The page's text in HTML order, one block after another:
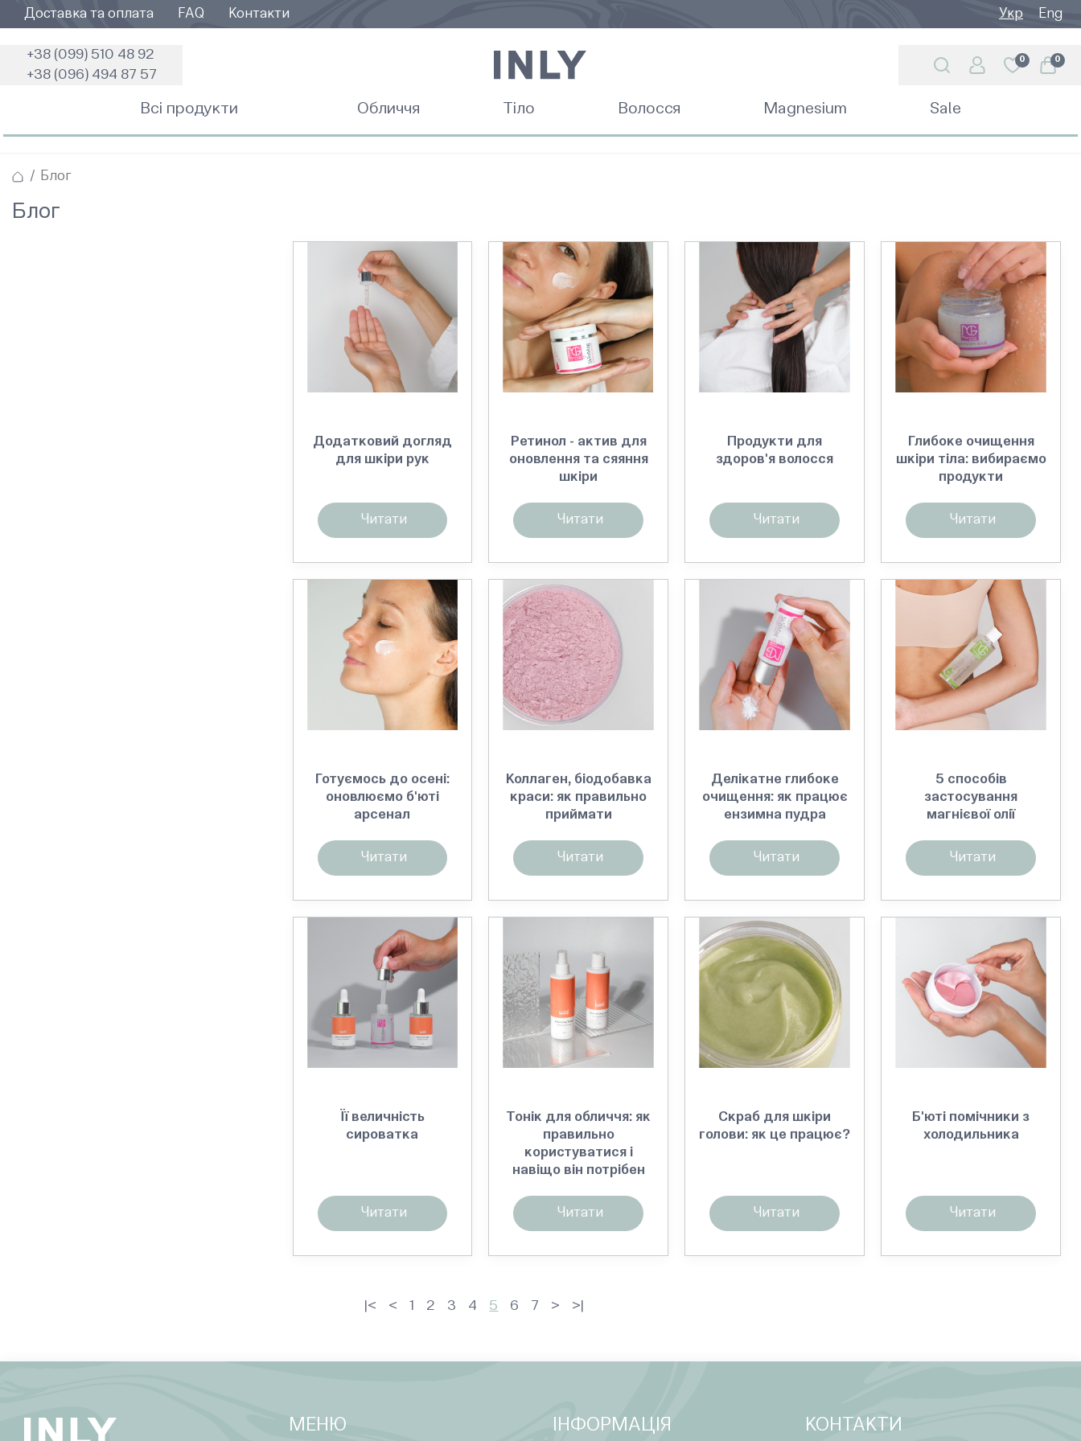
Доставка та оплата FAQ Контакти Укр Eng
+38 (099) 510 48 92
+38 (096) 494 87 57
0 0
Всі продукти Обличчя Тіло Волосся Magnesium Sale
Блог
Блог
Додатковий догляд
для шкіри рук
Читати
Ретинол - актив для
оновлення та сяяння
шкіри
Читати
Продукти для
здоров'я волосся
Читати
Глибоке очищення
шкіри тіла: вибираємо
продукти
Читати
Готуємось до осені:
оновлюємо б'юті
арсенал
Читати
Коллаген, біодобавка
краси: як правильно
приймати
Читати
Делікатне глибоке
очищення: як працює
ензимна пудра
Читати
5 способів
застосування
магнієвої олії
Читати
Її величність
сироватка
Читати
Тонік для обличчя: як
правильно
користуватися і
навіщо він потрібен
Читати
Скраб для шкіри
голови: як це працює?
Читати
Б'юті помічники з
холодильника
Читати
|< < 1 2 3 4 5 6 7 > >|
МЕНЮ ІНФОРМАЦІЯ КОНТАКТИ